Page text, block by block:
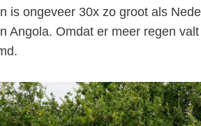
is ongeveer 30x zo groot als
Angola. Omdat er meer regen